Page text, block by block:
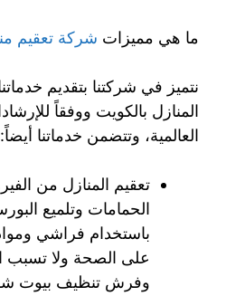
ما هي مميزات شركة تعقيم
نتميز في شركتنا بتقديم
المنازل بالكويت ووفقاً
العالمية، وتتضمن خدماتنا أيضاً:
تعقيم المنازل من
الحمامات وتلميع
باستخدام فراشي
على الصحة ولا تسبب
وفرش تنظيف بيوت